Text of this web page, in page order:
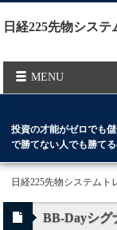
日経225先物シス
MENU
投資の才能がゼロでも
で勝てない人でも勝て
日経225先物システムト
BB-Dayシグ